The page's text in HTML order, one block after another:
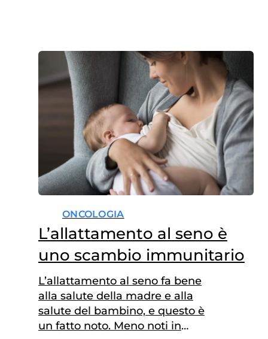
ONCOLOGIA
L’allattamento al seno è
uno scambio immunitario
L’allattamento al seno fa bene
alla salute della madre e alla
salute del bambino, e questo è
un fatto noto. Meno noti in